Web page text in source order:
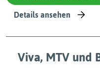
Details ansehen
Viva, MTV und